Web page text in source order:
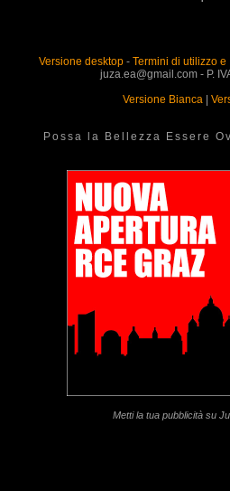
Versione desktop- Termini di utilizzo e
juza.ea@gmail.com - P.
Versione Bianca
Possa la Bellezza Essere
Metti la tua pubblicità su